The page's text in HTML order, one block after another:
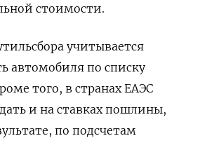
стоимости.
учитывается
автомобиля по списку
того, в странах ЕАЭС
и на ставках пошлины,
по подсчетам